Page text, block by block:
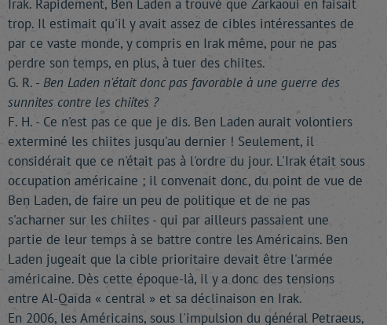
Irak. Rapidement, Ben Laden a trouvé que Zarkaoui en faisait
trop. Il estimait qu'il y avait assez de cibles intéressantes de
par ce vaste monde, y compris en Irak même, pour ne pas
perdre son temps, en plus, à tuer des chiites.
G. R. - Ben Laden n'était donc pas favorable à une guerre des
sunnites contre les chiites ?
F. H. - Ce n'est pas ce que je dis. Ben Laden aurait volontiers
exterminé les chiites jusqu'au dernier ! Seulement, il
considérait que ce n'était pas à l'ordre du jour. L'Irak était sous
occupation américaine ; il convenait donc, du point de vue de
Ben Laden, de faire un peu de politique et de ne pas
s'acharner sur les chiites - qui par ailleurs passaient une
partie de leur temps à se battre contre les Américains. Ben
Laden jugeait que la cible prioritaire devait être l'armée
américaine. Dès cette époque-là, il y a donc des tensions
entre Al-Qaïda « central » et sa déclinaison en Irak.
En 2006, les Américains, sous l'impulsion du général Petraeus,